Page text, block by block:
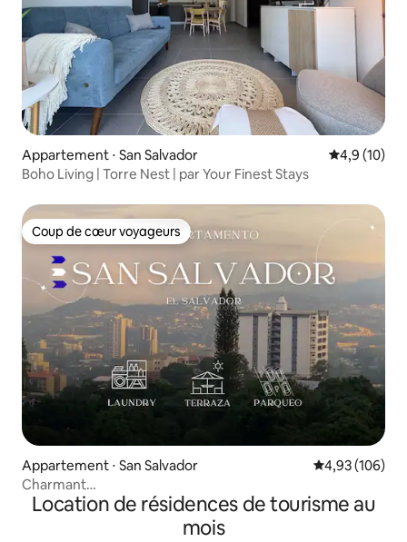
Appartement ⋅ San Salvador Évaluation
4,9 (10)
Boho Living | Torre Nest | par Your Finest Stays
Coup de cœur voyageurs
Coup de cœur voyageurs
Appartement ⋅ San Salvador Évaluation
4,93 (106)
Charmant
appartement + parking + buanderie + climatisation + terrasse
Location de résidences de tourisme au
mois